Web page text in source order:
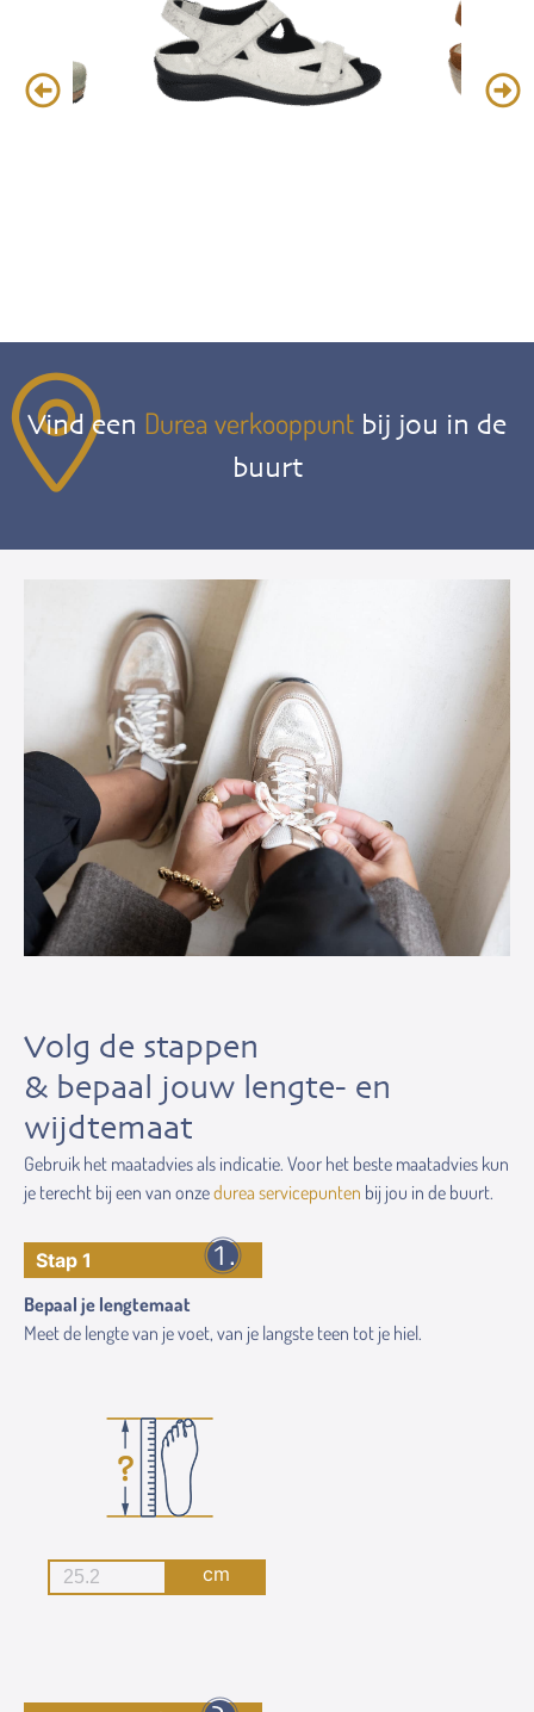
Vind een Durea verkooppunt bij jou in de
buurt
Volg de stappen
& bepaal jouw lengte- en
wijdtemaat
Gebruik het maatadvies als indicatie. Voor het beste maatadvies kun
je terecht bij een van onzedurea servicepunten bij jou in de buurt.
Stap 1
Bepaal je lengtemaat
Meet de lengte van je voet, van je langste teen tot je hiel.
cm